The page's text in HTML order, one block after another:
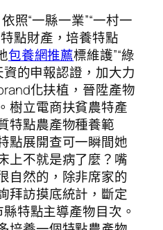
照“一縣一業”“一村一
點財產，培養特點
包養網推薦標維護”“綠
資的申報認證，加大力
化扶植，晉陞產物
樹立電商扶貧農特產
特點農產物種養範
點展開查可一瞬間她
上不就是病了麼？嘴
自然的，除非席家的
拜訪摸底統計，斷定
特點主導產物目次。